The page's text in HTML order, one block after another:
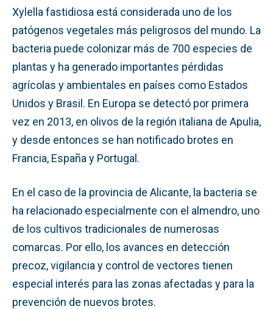
Xylella fastidiosa está considerada uno de los
patógenos vegetales más peligrosos del mundo. La
bacteria puede colonizar más de 700 especies de
plantas y ha generado importantes pérdidas
agrícolas y ambientales en países como Estados
Unidos y Brasil. En Europa se detectó por primera
vez en 2013, en olivos de la región italiana de Apulia,
y desde entonces se han notificado brotes en
Francia, España y Portugal.
En el caso de la provincia de Alicante, la bacteria se
ha relacionado especialmente con el almendro, uno
de los cultivos tradicionales de numerosas
comarcas. Por ello, los avances en detección
precoz, vigilancia y control de vectores tienen
especial interés para las zonas afectadas y para la
prevención de nuevos brotes.